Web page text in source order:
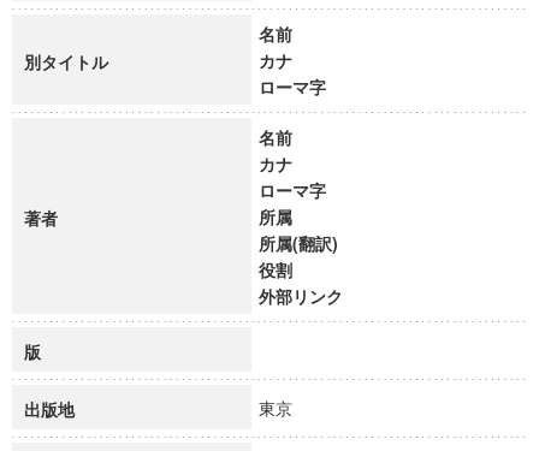
別タイトル
名前
カナ
ローマ字
著者
名前
カナ
ローマ字
所属
所属(翻訳)
役割
外部リンク
版
出版地 東京